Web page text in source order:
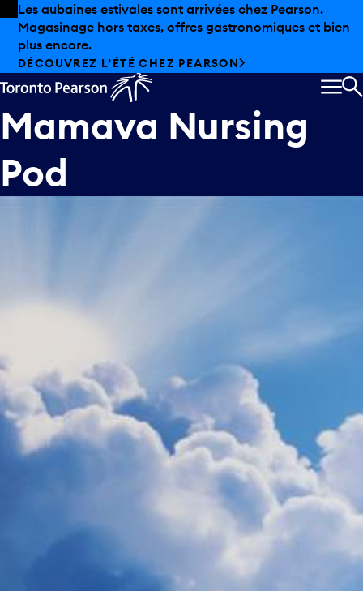
Skip to offers
Passer au contenu principal
Les aubaines estivales sont arrivées chez Pearson.
Magasinage hors taxes, offres gastronomiques et bien
plus encore.
DÉCOUVREZ L’ÉTÉ CHEZ PEARSON
Mamava Nursing
Pod